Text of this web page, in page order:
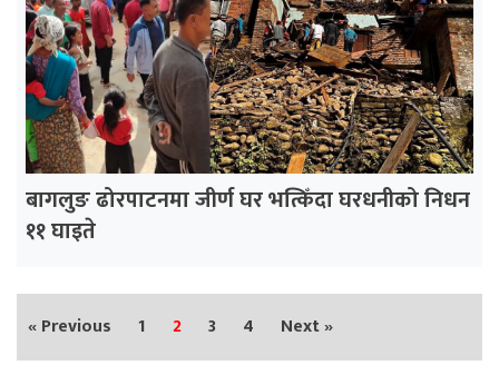
बागलुङ ढोरपाटनमा जीर्ण घर भत्किँदा घरधनीको निधन
११ घाइते
« Previous 1 2 3 4 Next »